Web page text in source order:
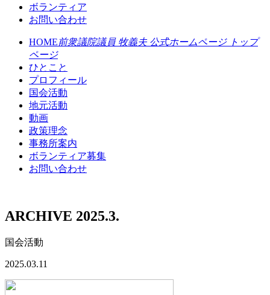
ボランティア
お問い合わせ
HOME前衆議院議員 牧義夫 公式ホームページ トップ
ページ
ひとこと
プロフィール
国会活動
地元活動
動画
政策理念
事務所案内
ボランティア募集
お問い合わせ
ARCHIVE 2025.3.
国会活動
2025.03.11